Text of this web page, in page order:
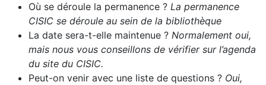
Où se déroule la permanence ? La permanence
CISIC se déroule au sein de la bibliothèque
La date sera-t-elle maintenue ? Normalement oui,
mais nous vous conseillons de vérifier sur l’agenda
du site du CISIC.
Peut-on venir avec une liste de questions ? Oui,